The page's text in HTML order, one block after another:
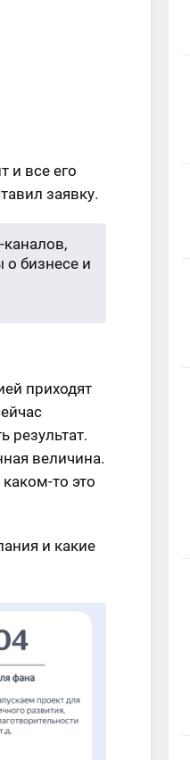
и все его
заявку.
о бизнесе и
приходят
результат.
величина.
то это
и какие